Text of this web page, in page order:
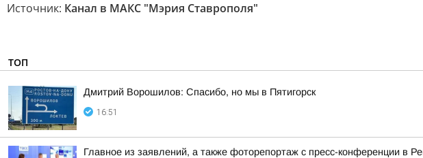
Источник: Канал в МАКС "Мэрия Ставрополя"
ТОП
Дмитрий Ворошилов: Спасибо, но мы в Пятигорск
16:51
Главное из заявлений, а также фоторепортаж с пресс-конференции в